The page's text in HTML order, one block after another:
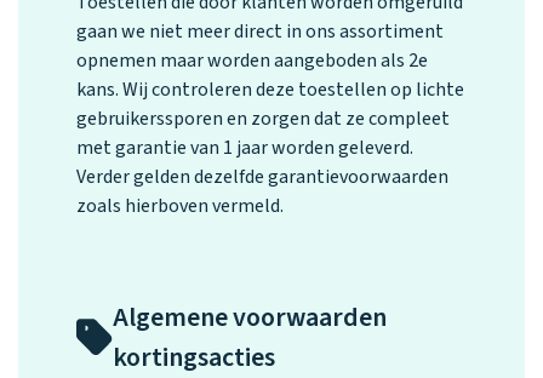
gaan we niet meer direct in ons assortiment
opnemen maar worden aangeboden als 2e
kans. Wij controleren deze toestellen op lichte
gebruikerssporen en zorgen dat ze compleet
met garantie van 1 jaar worden geleverd.
Verder gelden dezelfde garantievoorwaarden
zoals hierboven vermeld.
Algemene voorwaarden
kortingsacties